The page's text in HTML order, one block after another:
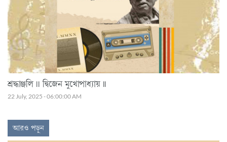
শ্রদ্ধাঞ্জলি || দ্বিজেন মুখোপাধ্যায় ||
22 July, 2025 - 06:00:00 AM
আরও পড়ুন